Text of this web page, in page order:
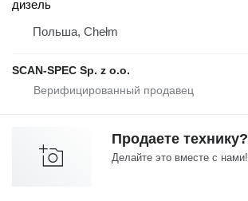
дизель
Польша, Chełm
SCAN-SPEC Sp. z o.o.
Продаете технику?
Делайте это вместе с нами!